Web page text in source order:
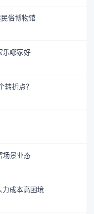
俗博物馆
乐哪家好
转折点？
场景业态
力成本高困境